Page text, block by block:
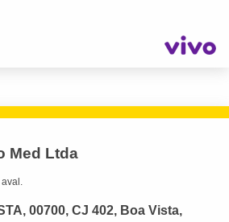
Med Ltda
aval.
00700, CJ 402, Boa Vista,